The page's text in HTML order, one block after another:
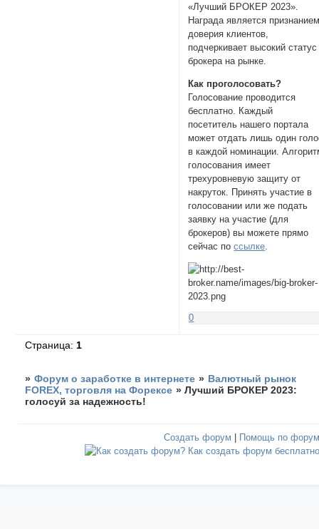
«Лучший БРОКЕР 2023».
Награда является
доверия клиентов,
подчеркивает высокий статус
брокера на рынке.
Как проголосовать?
Голосование проводится
бесплатно. Каждый
посетитель нашего портала
может отдать лишь один
в каждой номинации.
голосования имеет
трехуровневую защиту от
накруток. Принять участие в
голосовании или же подать
заявку на участие (для
брокеров) вы можете прямо
сейчас поссылке.
0
Страница: 1
» Форум о заработке в интернете » Валютный рынок
FOREX, торговля на Форексе »Лучший БРОКЕР 2023:
голосуй за надежность!
Создать форум Помощь по